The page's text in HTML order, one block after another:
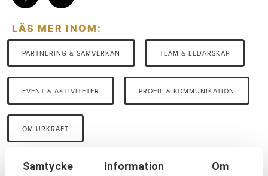
Samtycke Information Om
LÄS MER INOM:
PARTNERING & SAMVERKAN TEAM & LEDARSKAP
EVENT & AKTIVITETER PROFIL & KOMMUNIKATION
OM URKRAFT
SENASTE NYHETERNA